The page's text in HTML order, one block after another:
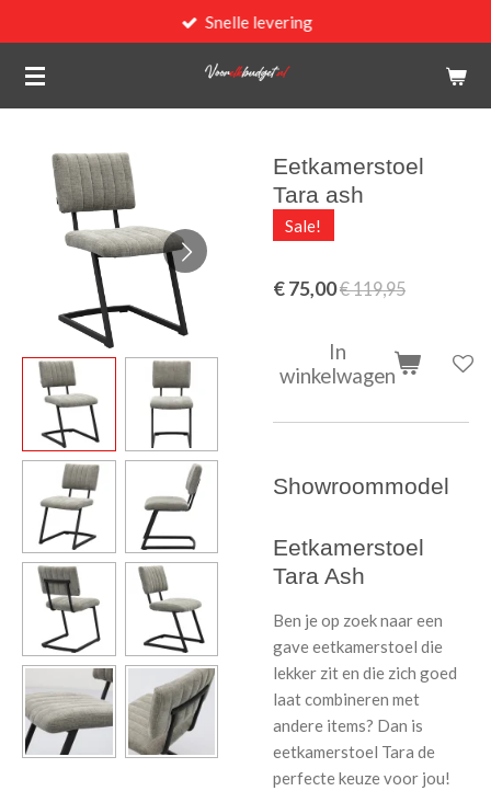
direct
naar
Snelle levering
Eetkamerstoel
Tara ash
Sale!
€ 75,00€ 119,95
In
winkelwagen
Showroommodel
Eetkamerstoel
Tara Ash
Ben je op zoek naar een
gave eetkamerstoel die
lekker zit en die zich goed
laat combineren met
andere items? Dan is
eetkamerstoel Tara de
perfecte keuze voor jou!